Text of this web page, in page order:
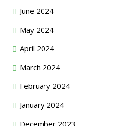
June 2024
May 2024
April 2024
March 2024
February 2024
January 2024
December 2023